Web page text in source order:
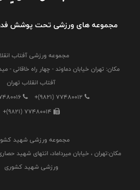
مجموعه های ورزشی تحت پوشش
مجموعه ورزشی آفتاب
مکان: تهران خیابان دماوند - چهار راه خاقانی -
آفتاب انقلاب تهران
+(9821) 77480012
+(9821) 77480014
مجموعه ورزشی شهید
مکان:تهران ، خیابان میرداماد، انتهای شهید
ورزشی شهید کشوری